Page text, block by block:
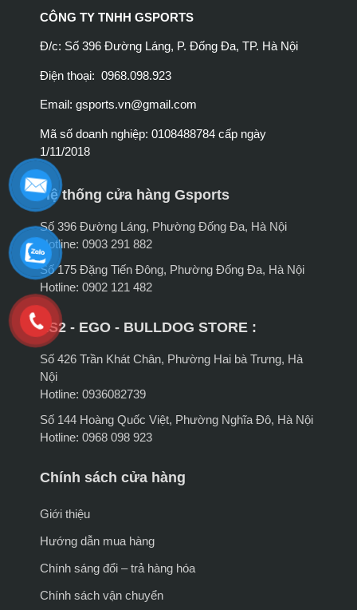
CÔNG TY TNHH GSPORTS
Đ/c: Số 396 Đường Láng, P. Đống Đa, TP. Hà Nội
Điện thoại: 0968.098.923
Email: gsports.vn@gmail.com
Mã số doanh nghiệp: 0108488784 cấp ngày
1/11/2018
Hệ thống cửa hàng Gsports
Số 396 Đường Láng, Phường Đống Đa, Hà Nội
Hotline: 0903 291 882
Số 175 Đặng Tiến Đông, Phường Đống Đa, Hà Nội
Hotline: 0902 121 482
LS2 - EGO - BULLDOG STORE :
Số 426 Trần Khát Chân, Phường Hai bà Trưng, Hà
Nội
Hotline: 0936082739
Số 144 Hoàng Quốc Việt, Phường Nghĩa Đô, Hà Nội
Hotline: 0968 098 923
Chính sách cửa hàng
Giới thiệu
Hướng dẫn mua hàng
Chính sáng đổi – trả hàng hóa
Chính sách vận chuyển